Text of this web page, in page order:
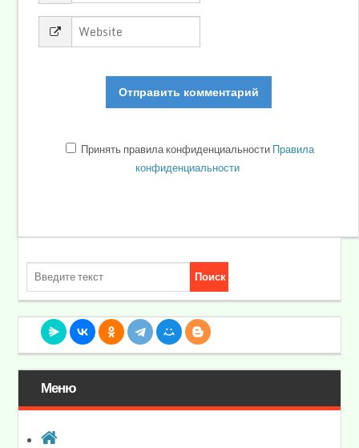
Принять правила конфиденциальностиПравила
конфиденциальности
Меню